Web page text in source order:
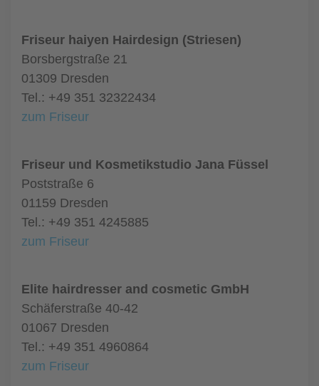
Friseur haiyen Hairdesign (Striesen)
Borsbergstraße 21
01309 Dresden
Tel.: +49 351 32322434
zum Friseur
Friseur und Kosmetikstudio Jana Füssel
Poststraße 6
01159 Dresden
Tel.: +49 351 4245885
zum Friseur
Elite hairdresser and cosmetic GmbH
Schäferstraße 40-42
01067 Dresden
Tel.: +49 351 4960864
zum Friseur